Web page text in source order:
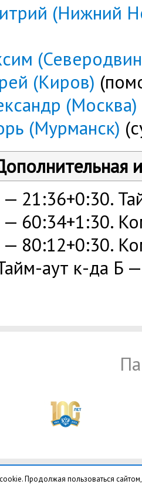
(Нижний
(Киров)
(Москва)
(Мурманск)
21:36+0:30.
— 60:34+1:30.
80:12+0:30.
аут к-да Б
Продолжая пользоваться